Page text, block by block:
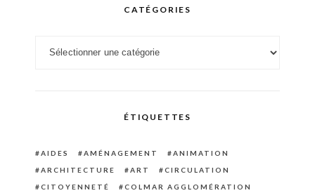
CATÉGORIES
ÉTIQUETTES
AIDES AMÉNAGEMENT
ANIMATION
ARCHITECTURE
ART
CIRCULATION
CITOYENNETÉ
COLMAR AGGLOMÉRATION